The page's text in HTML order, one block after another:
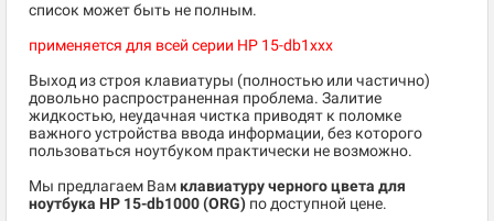
список может быть не полным.
применяется для всей серии HP 15-db1xxx
Выход из строя клавиатуры (полностью или частично)
довольно распространенная проблема. Залитие
жидкостью, неудачная чистка приводят к поломке
важного устройства ввода информации, без которого
пользоваться ноутбуком практически не возможно.
Мы предлагаем Вам клавиатуру черного цвета для
ноутбука HP 15-db1000 (ORG) по доступной цене.